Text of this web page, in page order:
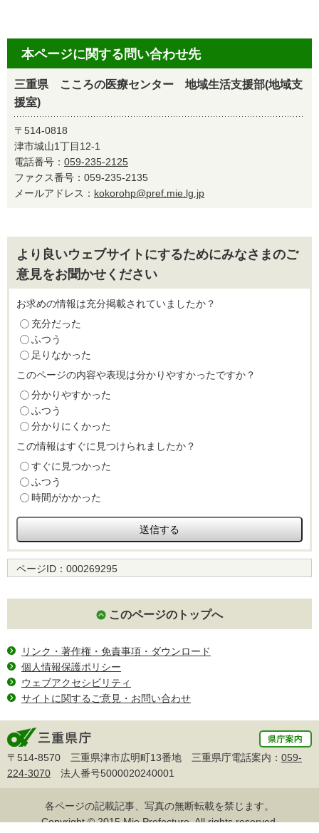
本ページに関する問い合わせ先
三重県 こころの医療センター 地域生活支援部(地域支
援室)
〒514-0818
津市城山1丁目12-1
電話番号： 059-235-2125
ファクス番号：059-235-2135
メールアドレス： kokorohp@pref.mie.lg.jp
より良いウェブサイトにするためにみなさまのご
意見をお聞かせください
お求めの情報は充分掲載されていましたか？
充分だった
ふつう
足りなかった
このページの内容や表現は分かりやすかったですか？
分かりやすかった
ふつう
分かりにくかった
この情報はすぐに見つけられましたか？
すぐに見つかった
ふつう
時間がかかった
ページID： 000269295
このページのトップへ
リンク・著作権・免責事項・ダウンロード
個人情報保護ポリシー
ウェブアクセシビリティ
サイトに関するご意見・お問い合わせ
〒514-8570 三重県津市広明町13番地 三重県庁電話案内： 059-
224-3070 法人番号5000020240001
各ページの記載記事、写真の無断転載を禁じます。
Copyright © 2015 Mie Prefecture, All rights reserved.